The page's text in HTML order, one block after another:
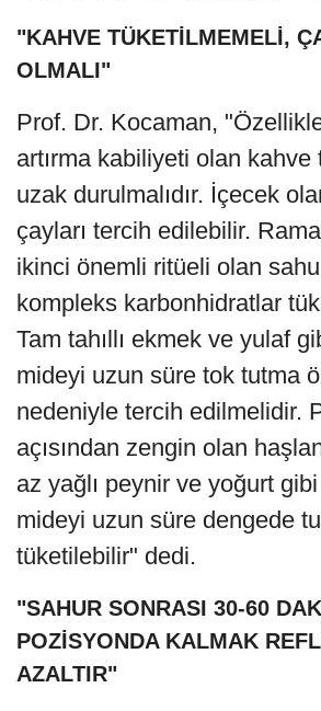
"KAHVE TÜKETİLMEMELİ,
OLMALI"
Prof. Dr. Kocaman,
artırma kabiliyeti olan kahve
uzak durulmalıdır. İçecek
çayları tercih edilebilir.
ikinci önemli ritüeli olan
kompleks karbonhidratlar
Tam tahıllı ekmek ve yulaf
mideyi uzun süre tok tutma
nedeniyle tercih edilmelidir.
açısından zengin olan
az yağlı peynir ve yoğurt
mideyi uzun süre dengede
tüketilebilir" dedi.
"SAHUR SONRASI 30-60
POZİSYONDA KALMAK
AZALTIR"